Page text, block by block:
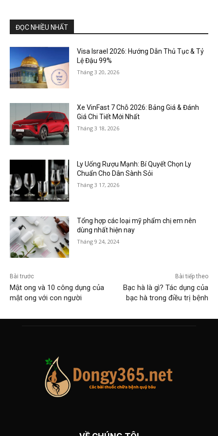
ĐỌC NHIỀU NHẤT
Visa Israel 2026: Hướng Dẫn Thủ Tục & Tỷ
Lệ Đậu 99%
Tháng 3 20, 2026
Xe VinFast 7 Chỗ 2026: Bảng Giá & Đánh
Giá Chi Tiết Mới Nhất
Tháng 3 18, 2026
Ly Uống Rượu Mạnh: Bí Quyết Chọn Ly
Chuẩn Cho Dân Sành Sỏi
Tháng 3 17, 2026
Tổng hợp các loại mỹ phẩm chị em nên
dùng nhất hiện nay
Tháng 9 24, 2024
Bài trước
Mật ong và 10 công dụng của
mật ong với con người
Bài tiếp theo
Bạc hà là gì? Tác dụng của
bạc hà trong điều trị bệnh